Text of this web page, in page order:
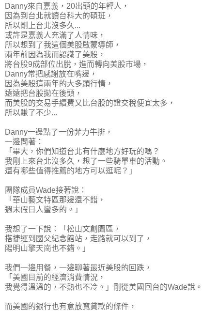
Danny來自嘉義，20出頭的年輕人，
因為到台北就讀台科大的碩班，
所以剛上台北沒多久...
或許是嘉義人充滿了人情味，
所以想到了我這個美股啟蒙導師，
兩年前因為我而認識了美股，
將台股9成部位出脫，進而轉向美股市場，
Danny常把感謝放在嘴邊，
因為美股這兩年的大多頭行情，
遠遠把台股拋在後頭，
而美股的交易手續費又比台股的證交稅便宜太多，
所以賺了不少...
Danny一邊點了一份菲力牛排，
一邊問著：
「畢大，你們知道台北有什麼地方好玩的嗎？
我剛上來台北沒多久，想了一些騎單車的活動。
還有哪些值得推薦的地方可以逛呢？」
團隊成員Wade接著說：
「華山藝文特區那邊還不錯，
週末假日人蠻多的。」
我想了一下說：「松山文創園區，
搭捷運到國父紀念館站，走路就可以到了，
陽明山擎天崗也不錯。」
我們一邊用餐，一邊聊著最近美股的回跌，
「 美國目前的經濟消費情況，
我覺得溫溫的，不熱也不冷。 」剛從美國回台的Wade說。
而美國的銀行也有意放寬貸款的條件，